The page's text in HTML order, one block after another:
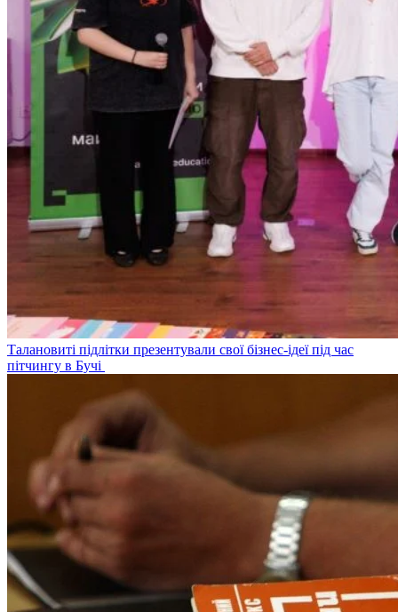
Талановиті підлітки презентували свої бізнес-ідеї під час
пітчингу в Бучі